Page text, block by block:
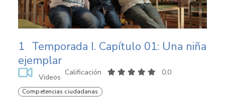
1 Temporada I. Capítulo 01: Una niña
ejemplar
Videos
Calificación 0,0
Competencias ciudadanas